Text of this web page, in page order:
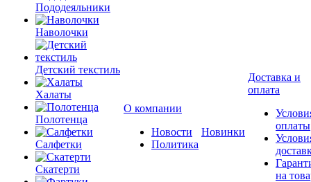
Пододеяльники
Наволочки
Детский текстиль
Халаты
Полотенца
Салфетки
Скатерти
О компании
Новости
Политика
Новинки
Доставка и
оплата
оплаты
на